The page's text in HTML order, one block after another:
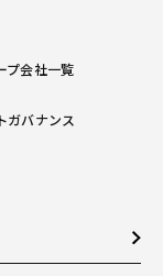
プ会社一覧
ガバナンス